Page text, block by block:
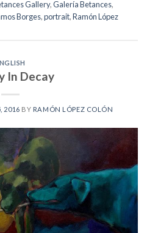
Gallery,Galería Betances,
Borges,portrait,Ramón López
In Decay
2016 BY RAMÓN LÓPEZ COLÓN